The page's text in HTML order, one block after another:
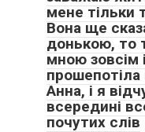
мене тільки
Вона ще
донькою, то
мною зовсім
Анна, і я
всередині
почутих слів